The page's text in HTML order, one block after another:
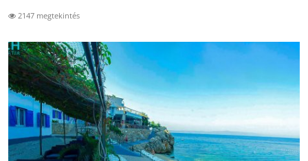
2147 megtekintés